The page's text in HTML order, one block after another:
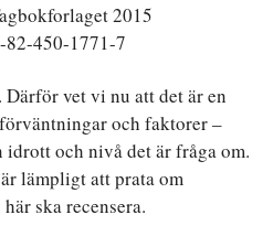
2015
82-450-1771-7
vet vi nu att det är en
och faktorer –
och nivå det är fråga om.
lämpligt att prata om
ska recensera.